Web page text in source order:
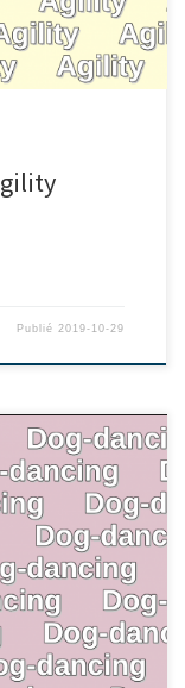
Publié 2019-10-29